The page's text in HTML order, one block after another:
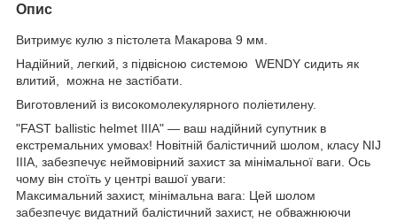
Опис
Витримує кулю з пістолета Макарова 9 мм.
Надійний, легкий, з підвісною системою WENDY сидить як
влитий, можна не застібати.
Виготовлений із високомолекулярного поліетилену.
"FAST ballistic helmet IIIA" — ваш надійний супутник в
екстремальних умовах! Новітній балістичний шолом, класу NIJ
IIIA, забезпечує неймовірний захист за мінімальної ваги. Ось
чому він стоїть у центрі вашої уваги:
Максимальний захист, мінімальна вага: Цей шолом
забезпечує видатний балістичний захист, не обважнюючи